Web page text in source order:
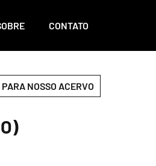
CONTATO
NOSSO ACERVO